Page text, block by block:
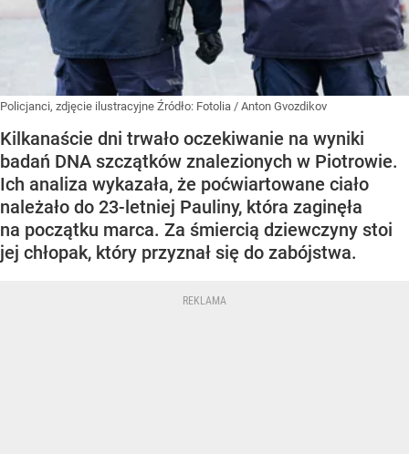
Policjanci, zdjęcie ilustracyjne Źródło: Fotolia / Anton Gvozdikov
Kilkanaście dni trwało oczekiwanie na wyniki
badań DNA szczątków znalezionych w Piotrowie.
Ich analiza wykazała, że poćwiartowane ciało
należało do 23-letniej Pauliny, która zaginęła
na początku marca. Za śmiercią dziewczyny stoi
jej chłopak, który przyznał się do zabójstwa.